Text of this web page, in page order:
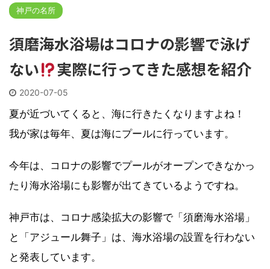
神戸の名所
須磨海水浴場はコロナの影響で泳げ
ない
実際に行ってきた感想を紹介
2020-07-05
夏が近づいてくると、海に行きたくなりますよね！
我が家は毎年、夏は海にプールに行っています。
今年は、コロナの影響でプールがオープンできなかっ
たり海水浴場にも影響が出てきているようですね。
神戸市は、コロナ感染拡大の影響で「須磨海水浴場」
と「アジュール舞子」は、海水浴場の設置を行わない
と発表しています。